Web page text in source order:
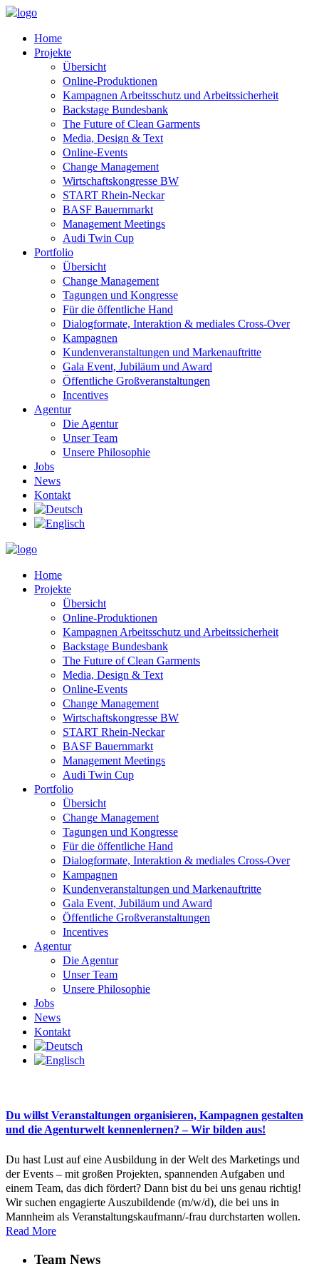
Home
Projekte
Übersicht
Online-Produktionen
Kampagnen Arbeitsschutz und Arbeitssicherheit
Backstage Bundesbank
The Future of Clean Garments
Media, Design & Text
Online-Events
Change Management
Wirtschaftskongresse BW
START Rhein-Neckar
BASF Bauernmarkt
Management Meetings
Audi Twin Cup
Portfolio
Übersicht
Change Management
Tagungen und Kongresse
Für die öffentliche Hand
Dialogformate, Interaktion & mediales Cross-Over
Kampagnen
Kundenveranstaltungen und Markenauftritte
Gala Event, Jubiläum und Award
Öffentliche Großveranstaltungen
Incentives
Agentur
Die Agentur
Unser Team
Unsere Philosophie
Jobs
News
Kontakt
Home
Projekte
Übersicht
Online-Produktionen
Kampagnen Arbeitsschutz und Arbeitssicherheit
Backstage Bundesbank
The Future of Clean Garments
Media, Design & Text
Online-Events
Change Management
Wirtschaftskongresse BW
START Rhein-Neckar
BASF Bauernmarkt
Management Meetings
Audi Twin Cup
Portfolio
Übersicht
Change Management
Tagungen und Kongresse
Für die öffentliche Hand
Dialogformate, Interaktion & mediales Cross-Over
Kampagnen
Kundenveranstaltungen und Markenauftritte
Gala Event, Jubiläum und Award
Öffentliche Großveranstaltungen
Incentives
Agentur
Die Agentur
Unser Team
Unsere Philosophie
Jobs
News
Kontakt
Du willst Veranstaltungen organisieren, Kampagnen gestalten
und die Agenturwelt kennenlernen? – Wir bilden aus!
Du hast Lust auf eine Ausbildung in der Welt des Marketings und
der Events – mit großen Projekten, spannenden Aufgaben und
einem Team, das dich fördert? Dann bist du bei uns genau richtig!
Wir suchen engagierte Auszubildende (m/w/d), die bei uns in
Mannheim als Veranstaltungskaufmann/-frau durchstarten wollen.
Read More
Team News